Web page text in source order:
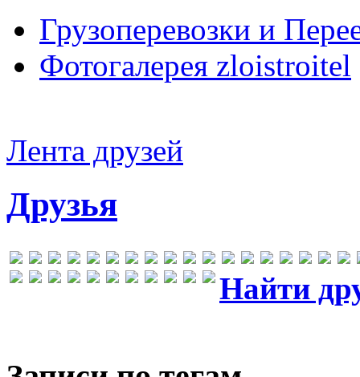
Грузоперевозки и
Фотогалерея zloistroitel
Лента друзей
Друзья
Найти